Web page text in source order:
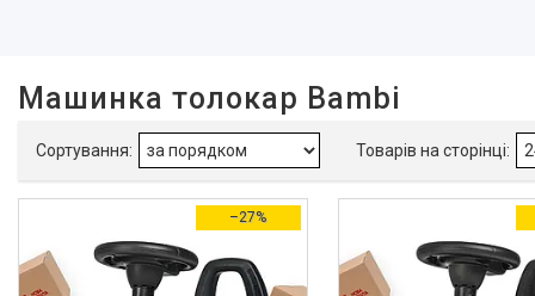
В наявності 30
Акція
Bambi 172
Машинка толокар Bambi
–27%